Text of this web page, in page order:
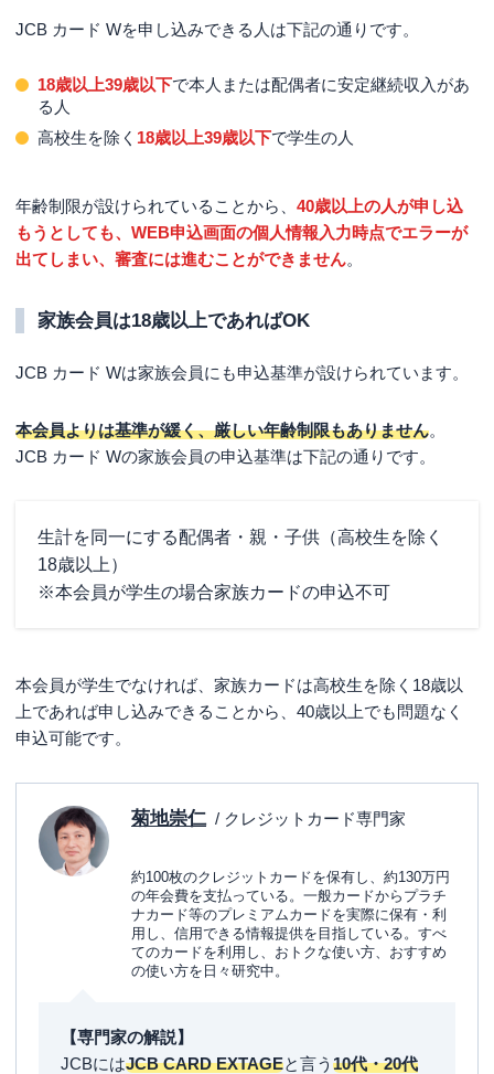
JCB カード Wを申し込みできる人は下記の通りです。
18歳以上39歳以下で本人または配偶者に安定継続収入があ
る人
高校生を除く 18歳以上39歳以下で学生の人
年齢制限が設けられていることから、 40歳以上の人が申し込
もうとしても、WEB申込画面の個人情報入力時点でエラーが
出てしまい、審査には進むことができません。
家族会員は18歳以上であればOK
JCB カード Wは家族会員にも申込基準が設けられています。
本会員よりは基準が緩く、厳しい年齢制限もありません。
JCB カード Wの家族会員の申込基準は下記の通りです。
生計を同一にする配偶者・親・子供（高校生を除く
18歳以上）
※本会員が学生の場合家族カードの申込不可
本会員が学生でなければ、家族カードは高校生を除く18歳以
上であれば申し込みできることから、40歳以上でも問題なく
申込可能です。
菊地崇仁 / クレジットカード専門家
約100枚のクレジットカードを保有し、約130万円
の年会費を支払っている。一般カードからプラチ
ナカード等のプレミアムカードを実際に保有・利
用し、信用できる情報提供を目指している。すべ
てのカードを利用し、おトクな使い方、おすすめ
の使い方を日々研究中。
【専門家の解説】
JCBにはJCB CARD EXTAGEと言う 10代・20代